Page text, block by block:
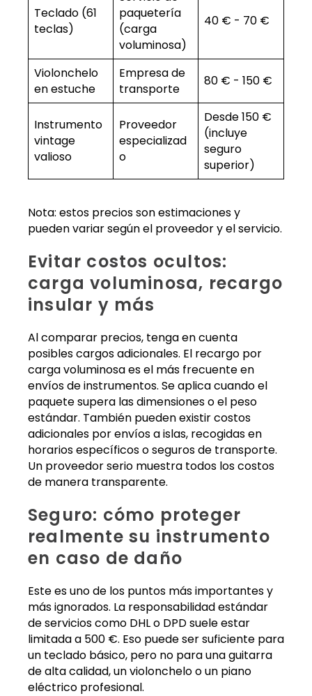
Teclado (61
teclas)
paquetería
(carga
voluminosa)
40 € - 70 €
Violonchelo
en estuche
Empresa de
transporte
80 € - 150 €
Instrumento
vintage
valioso
Proveedor
especializad
o
Desde 150 €
(incluye
seguro
superior)
Nota: estos precios son estimaciones y
pueden variar según el proveedor y el servicio.
Evitar costos ocultos:
carga voluminosa, recargo
insular y más
Al comparar precios, tenga en cuenta
posibles cargos adicionales. El recargo por
carga voluminosa es el más frecuente en
envíos de instrumentos. Se aplica cuando el
paquete supera las dimensiones o el peso
estándar. También pueden existir costos
adicionales por envíos a islas, recogidas en
horarios específicos o seguros de transporte.
Un proveedor serio muestra todos los costos
de manera transparente.
Seguro: cómo proteger
realmente su instrumento
en caso de daño
Este es uno de los puntos más importantes y
más ignorados. La responsabilidad estándar
de servicios como DHL o DPD suele estar
limitada a 500 €. Eso puede ser suficiente para
un teclado básico, pero no para una guitarra
de alta calidad, un violonchelo o un piano
eléctrico profesional.